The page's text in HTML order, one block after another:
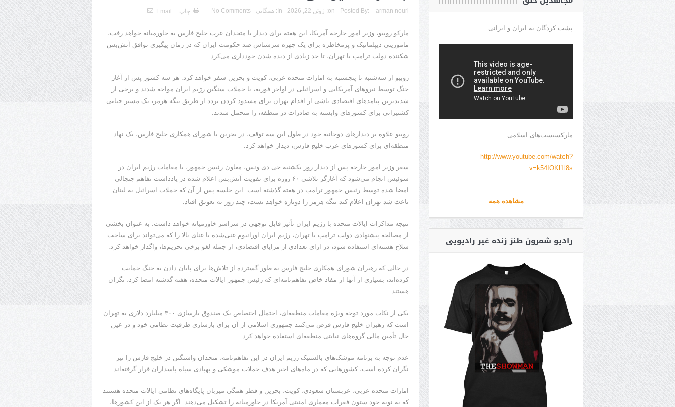
Posted By: arman nouri
on: ژوئن 22, 2026 In: همگانی No Comments چاپ Email
مارکو روبیو، وزیر امور خارجه آمریکا، این هفته برای دیدار با متحدان عرب خلیج فارس به خاورمیانه خواهد رفت،
ماموریتی دیپلماتیک و پرمخاطره برای یک چهره سرشناس ضد حکومت ایران که در زمان پیگیری توافق آتش‌بس
شکننده دولت ترامپ با تهران، تا حد زیادی از دیده شدن خودداری می‌کرد.
روبیو از سه‌شنبه تا پنجشنبه به امارات متحده عربی، کویت و بحرین سفر خواهد کرد. هر سه کشور پس از آغاز
جنگ توسط نیروهای آمریکایی و اسرائیلی در اواخر فوریه، با حملات سنگین رژیم ایران مواجه شدند و برخی از
شدیدترین پیامدهای اقتصادی ناشی از اقدام تهران برای مسدود کردن تردد از طریق تنگه هرمز، یک مسیر حیاتی
کشتیرانی برای کشورهای وابسته به صادرات در منطقه، را متحمل شدند.
روبیو علاوه بر دیدارهای دوجانبه خود در طول این سه توقف، در بحرین با شورای همکاری خلیج فارس، یک نهاد
منطقه‌ای برای کشورهای عرب خلیج فارس، دیدار خواهد کرد.
سفر وزیر امور خارجه پس از دیدار روز یکشنبه جی دی ونس، معاون رئیس جمهور، با مقامات رژیم ایران در
سوئیس انجام می‌شود که آغازگر تلاشی ۶۰ روزه برای تقویت آتش‌بس اعلام شده در یادداشت تفاهم جنجالی
امضا شده توسط رئیس جمهور ترامپ در هفته گذشته است. این جلسه پس از آن که حملات اسرائیل به لبنان
باعث شد تهران اعلام کند تنگه هرمز را دوباره خواهد بست، چند روز به تعویق افتاد.
نتیجه مذاکرات ایالات متحده با رژیم ایران تأثیر قابل توجهی در سراسر خاورمیانه خواهد داشت. به عنوان بخشی
از مصالحه پیشنهادی دولت ترامپ با تهران، رژیم ایران اورانیوم غنی‌شده با غنای بالا را که می‌تواند برای ساخت
سلاح هسته‌ای استفاده شود، در ازای تعدادی از مزایای اقتصادی، از جمله لغو برخی تحریم‌ها، واگذار خواهد کرد.
در حالی که رهبران شورای همکاری خلیج فارس به طور گسترده از تلاش‌ها برای پایان دادن به جنگ حمایت
کرده‌اند، بسیاری از آنها از مفاد خاص تفاهم‌نامه‌ای که رئیس جمهور ایالات متحده، هفته گذشته امضا کرد، نگران
هستند.
یکی از نکات مورد توجه ویژه مقامات منطقه‌ای، احتمال اختصاص یک صندوق بازسازی ۳۰۰ میلیارد دلاری به تهران
است که رهبران خلیج فارس فرض می‌کنند جمهوری اسلامی از آن برای بازسازی ظرفیت نظامی خود و در عین
حال تأمین مالی گروه‌های نیابتی منطقه‌ای استفاده خواهد کرد.
عدم توجه به برنامه موشک‌های بالستیک رژیم ایران در این تفاهم‌نامه، متحدان واشنگتن در خلیج فارس را نیز
نگران کرده است، کشورهایی که در ماه‌های اخیر هدف حملات موشکی و پهپادی سپاه پاسداران قرار گرفته‌اند.
امارات متحده عربی، عربستان سعودی، کویت، بحرین و قطر همگی میزبان پایگاه‌های نظامی ایالات متحده هستند
که به نوبه خود ستون فقرات معماری امنیتی آمریکا در خاورمیانه را تشکیل می‌دهند. اگر هر یک از این کشورها،
پشت کردگان به ایران و ایرانی.
مارکسیست‌های اسلامی
http://www.youtube.com/watch?
v=k54IOKl1l8s
مشاهده همه
رادیو شمرون طنز زنده غیر رادیویی